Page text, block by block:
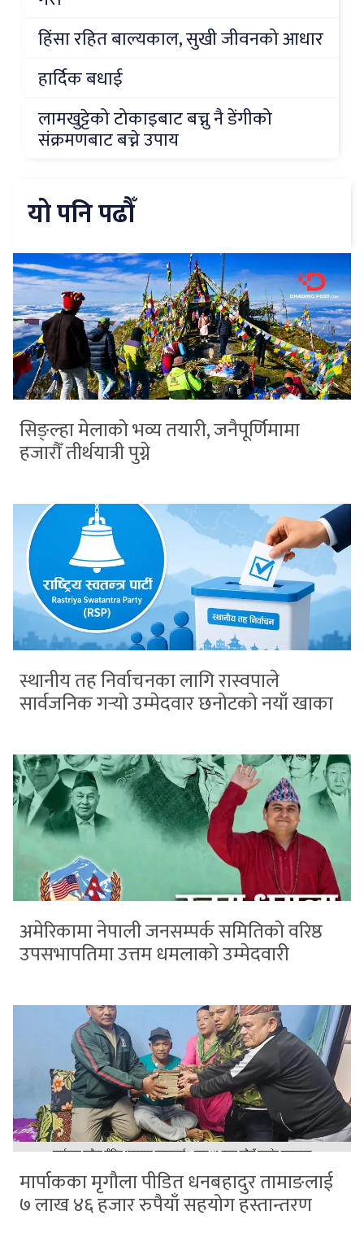
हिंसा रहित बाल्यकाल, सुखी जीवनको आधार
हार्दिक बधाई
लामखुट्टेको टोकाइबाट बच्नु नै डेंगीको
संक्रमणबाट बच्ने उपाय
यो पनि पढौँ
सिङ्ल्हा मेलाको भव्य तयारी, जनैपूर्णिमामा
हजारौँ तीर्थयात्री पुग्ने
स्थानीय तह निर्वाचनका लागि रास्वपाले
सार्वजनिक गर्‍यो उम्मेदवार छनोटको नयाँ खाका
अमेरिकामा नेपाली जनसम्पर्क समितिको वरिष्ठ
उपसभापतिमा उत्तम धमलाको उम्मेदवारी
मार्पाकका मृगौला पीडित धनबहादुर तामाङलाई
७ लाख ४६ हजार रुपैयाँ सहयोग हस्तान्तरण